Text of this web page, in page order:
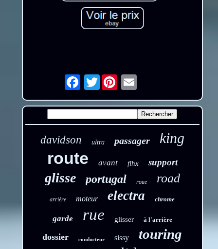
Twitter Email
davidson ultra passager king
route avant flhx support
glisse portugal roue road
arrière moteur electra chrome
garde rue glisser à l'arrière
dossier conducteur sissy touring